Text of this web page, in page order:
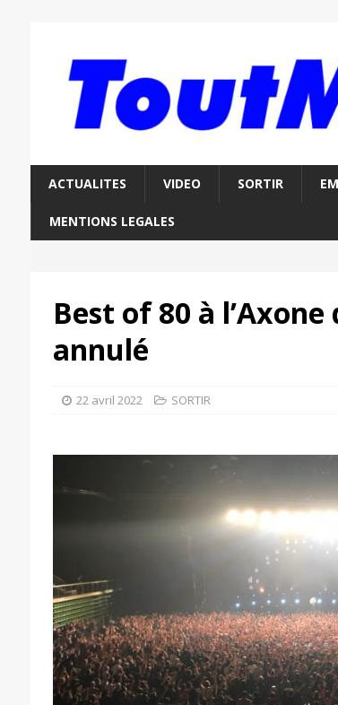
ACTUALITES VIDEO SORTIR
MENTIONS LEGALES
Best of 80 à
annulé
22 avril 2022 SORTIR